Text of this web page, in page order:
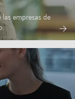
empresas de